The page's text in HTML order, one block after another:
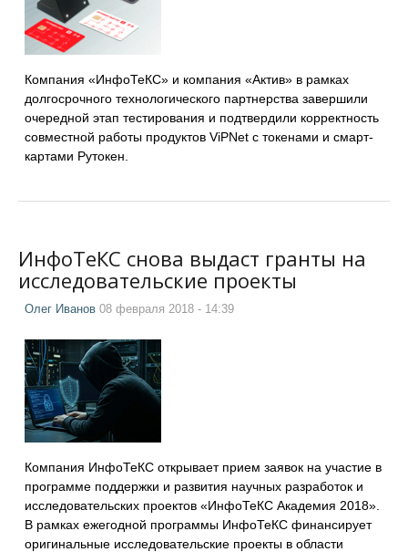
Компания «ИнфоТеКС» и компания «Актив» в рамках
долгосрочного технологического партнерства завершили
очередной этап тестирования и подтвердили корректность
совместной работы продуктов ViPNet с токенами и смарт-
картами Рутокен.
ИнфоТеКС снова выдаст гранты на
исследовательские проекты
Олег Иванов 08 февраля 2018 - 14:39
Компания ИнфоТеКС открывает прием заявок на участие в
программе поддержки и развития научных разработок и
исследовательских проектов «ИнфоТеКС Академия 2018».
В рамках ежегодной программы ИнфоТеКС финансирует
оригинальные исследовательские проекты в области